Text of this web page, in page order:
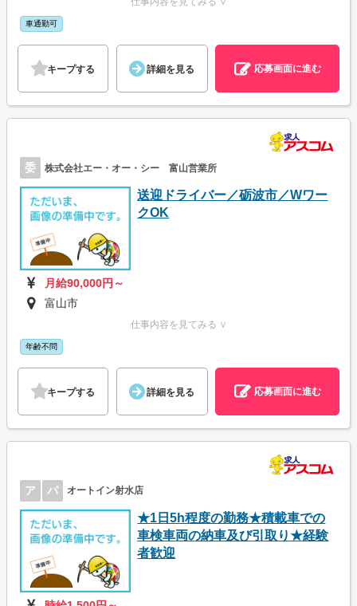
車通勤可
キープする 詳細を見る 応募画面に進む
委 株式会社エー・オー・シー 富山営業所
送迎ドライバー／砺波市／Wワー
クOK
月給90,000円～
富山市
仕事内容を見てみる ∨
年齢不問
キープする 詳細を見る 応募画面に進む
ア パ オートイン射水店
★1日5h程度の勤務★積載車での
車検車両の納車及び引取り★経験
者歓迎